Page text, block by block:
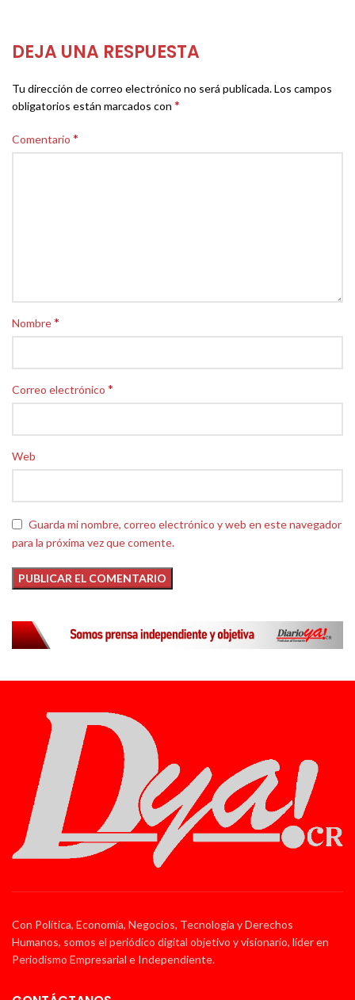
DEJA UNA RESPUESTA
Tu dirección de correo electrónico no será publicada.Los campos
obligatorios están marcados con *
Comentario *
Nombre*
Correo electrónico *
Web
Guarda mi nombre, correo electrónico y web en este navegador
para la próxima vez que comente.
Con Política, Economía, Negocios, Tecnología y Derechos
Humanos, somos el periódico digital objetivo y visionario, líder en
Periodismo Empresarial e Independiente.